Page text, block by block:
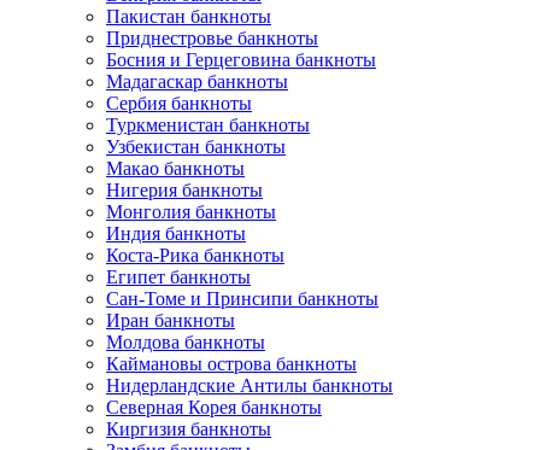
Пакистан банкноты
Приднестровье банкноты
Босния и Герцеговина банкноты
Мадагаскар банкноты
Сербия банкноты
Туркменистан банкноты
Узбекистан банкноты
Макао банкноты
Нигерия банкноты
Монголия банкноты
Индия банкноты
Коста-Рика банкноты
Египет банкноты
Сан-Томе и Принсипи банкноты
Иран банкноты
Молдова банкноты
Каймановы острова банкноты
Нидерландские Антилы банкноты
Северная Корея банкноты
Киргизия банкноты